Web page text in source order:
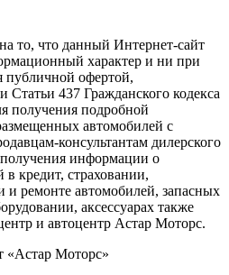
то, что данный Интернет-сайт
характер и ни при
публичной офертой,
437 Гражданского кодекса
получения подробной
автомобилей с
консультантам дилерского
информации о
кредит, страховании,
и ремонте автомобилей, запасных
аксессуарах также
и автоцентр Астар Моторс.
«Астар Моторс»